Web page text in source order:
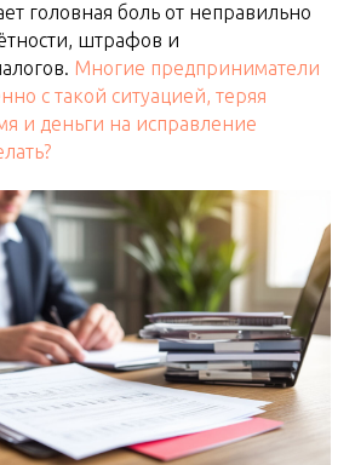
головная боль от неправильно
штрафов и
Многие предприниматели
с такой ситуацией, теряя
и деньги на исправление